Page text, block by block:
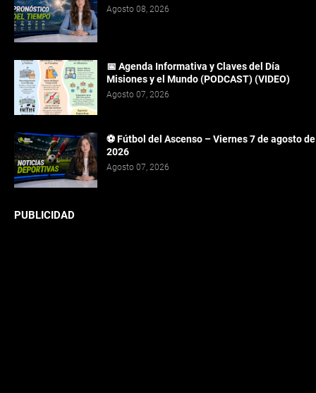
Agosto 08, 2026
📅 Agenda Informativa y Claves del Día
Misiones y el Mundo (PODCAST) (VIDEO)
Agosto 07, 2026
⚽ Fútbol del Ascenso – Viernes 7 de agosto de
2026
Agosto 07, 2026
PUBLICIDAD